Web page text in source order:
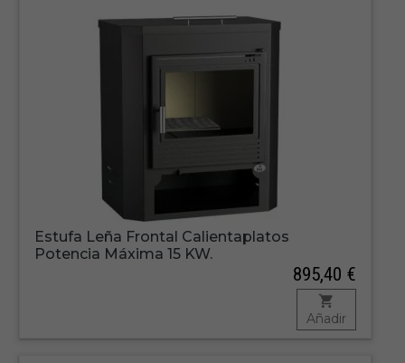
Estufa Leña Frontal Calientaplatos
Potencia Máxima 15 KW.
895,40 €
Añadir